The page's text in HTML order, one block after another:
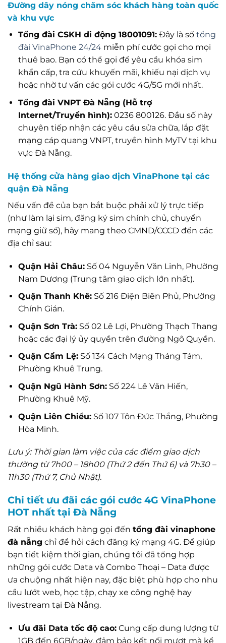
Đường dây nóng chăm sóc khách hàng toàn quốc
và khu vực
Tổng đài CSKH di động 18001091:Đây là số tổng
đài VinaPhone 24/24miễn phí cước gọi cho mọi
thuê bao. Bạn có thể gọi để yêu cầu khóa sim
khẩn cấp, tra cứu khuyến mãi, khiếu nại dịch vụ
hoặc nhờ tư vấn các gói cước 4G/5G mới nhất.
Tổng đài VNPT Đà Nẵng (Hỗ trợ
Internet/Truyền hình):0236 800126. Đầu số này
chuyên tiếp nhận các yêu cầu sửa chữa, lắp đặt
mạng cáp quang VNPT, truyền hình MyTV tại khu
vực Đà Nẵng.
Hệ thống cửa hàng giao dịch VinaPhone tại các
quận Đà Nẵng
Nếu vấn đề của bạn bắt buộc phải xử lý trực tiếp
(như làm lại sim, đăng ký sim chính chủ, chuyển
mạng giữ số), hãy mang theo CMND/CCCD đến các
địa chỉ sau:
Quận Hải Châu:Số 04 Nguyễn Văn Linh, Phường
Nam Dương (Trung tâm giao dịch lớn nhất).
Quận Thanh Khê:Số 216 Điện Biên Phủ, Phường
Chính Gián.
Quận Sơn Trà:Số 02 Lê Lợi, Phường Thạch Thang
hoặc các đại lý ủy quyền trên đường Ngô Quyền.
Quận Cẩm Lệ:Số 134 Cách Mạng Tháng Tám,
Phường Khuê Trung.
Quận Ngũ Hành Sơn:Số 224 Lê Văn Hiến,
Phường Khuê Mỹ.
Quận Liên Chiểu:Số 107 Tôn Đức Thắng, Phường
Hòa Minh.
Lưu ý: Thời gian làm việc của các điểm giao dịch
thường từ 7h00 – 18h00 (Thứ 2 đến Thứ 6) và 7h30 –
11h30 (Thứ 7, Chủ Nhật).
Chi tiết ưu đãi các gói cước 4G VinaPhone
HOT nhất tại Đà Nẵng
Rất nhiều khách hàng gọi đến tổng đài vinaphone
đà nẵng chỉ để hỏi cách đăng ký mạng 4G. Để giúp
bạn tiết kiệm thời gian, chúng tôi đã tổng hợp
những gói cước Data và Combo Thoại – Data được
ưa chuộng nhất hiện nay, đặc biệt phù hợp cho nhu
cầu lướt web, học tập, chạy xe công nghệ hay
livestream tại Đà Nẵng.
Ưu đãi Data tốc độ cao:Cung cấp dung lượng từ
1GB đến 6GB/ngày, đảm bảo kết nối mượt mà kể